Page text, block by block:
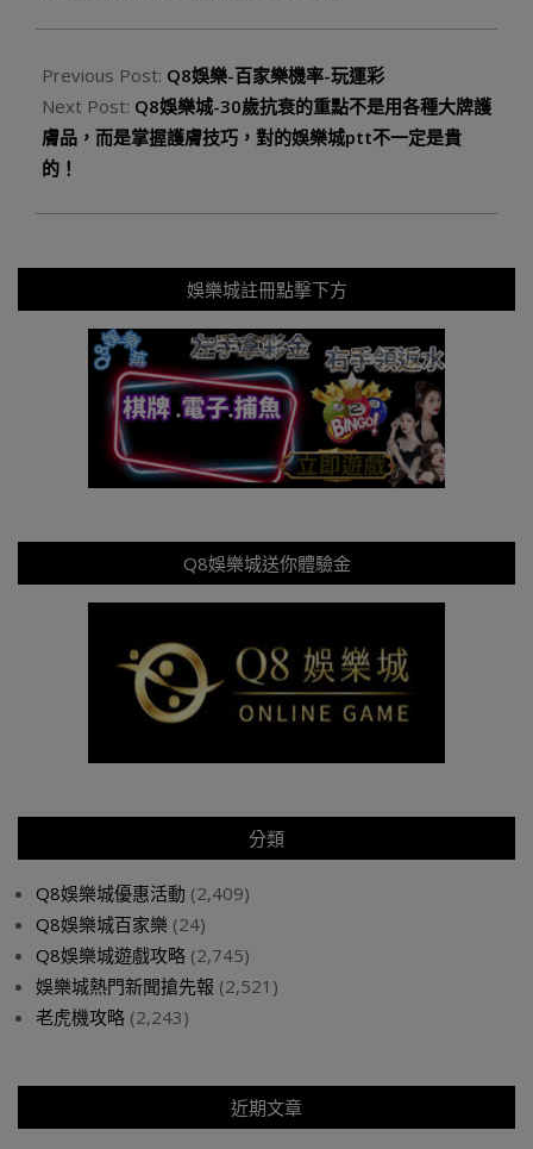
Previous Post: Q8娛樂-百家樂機率-玩運彩
Next Post: Q8娛樂城-30歲抗衰的重點不是用各種大牌護
膚品，而是掌握護膚技巧，對的娛樂城ptt不一定是貴
的！
娛樂城註冊點擊下方
Q8娛樂城送你體驗金
分類
Q8娛樂城優惠活動 (2,409)
Q8娛樂城百家樂 (24)
Q8娛樂城遊戲攻略 (2,745)
娛樂城熱門新聞搶先報 (2,521)
老虎機攻略 (2,243)
近期文章